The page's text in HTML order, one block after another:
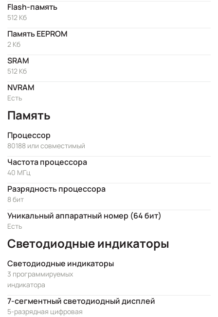
Flash-память
512 Кб
Память EEPROM
2 Кб
SRAM
512 Kб
NVRAM
Есть
Память
Процессор
80188 или совместимый
Частота процессора
40 МГц
Разрядность процессора
8 бит
Уникальный аппаратный номер (64 бит)
Есть
Светодиодные индикаторы
Светодиодные индикаторы
3 программируемых
индикатора
7-сегментный светодиодный дисплей
5-разрядная цифровая